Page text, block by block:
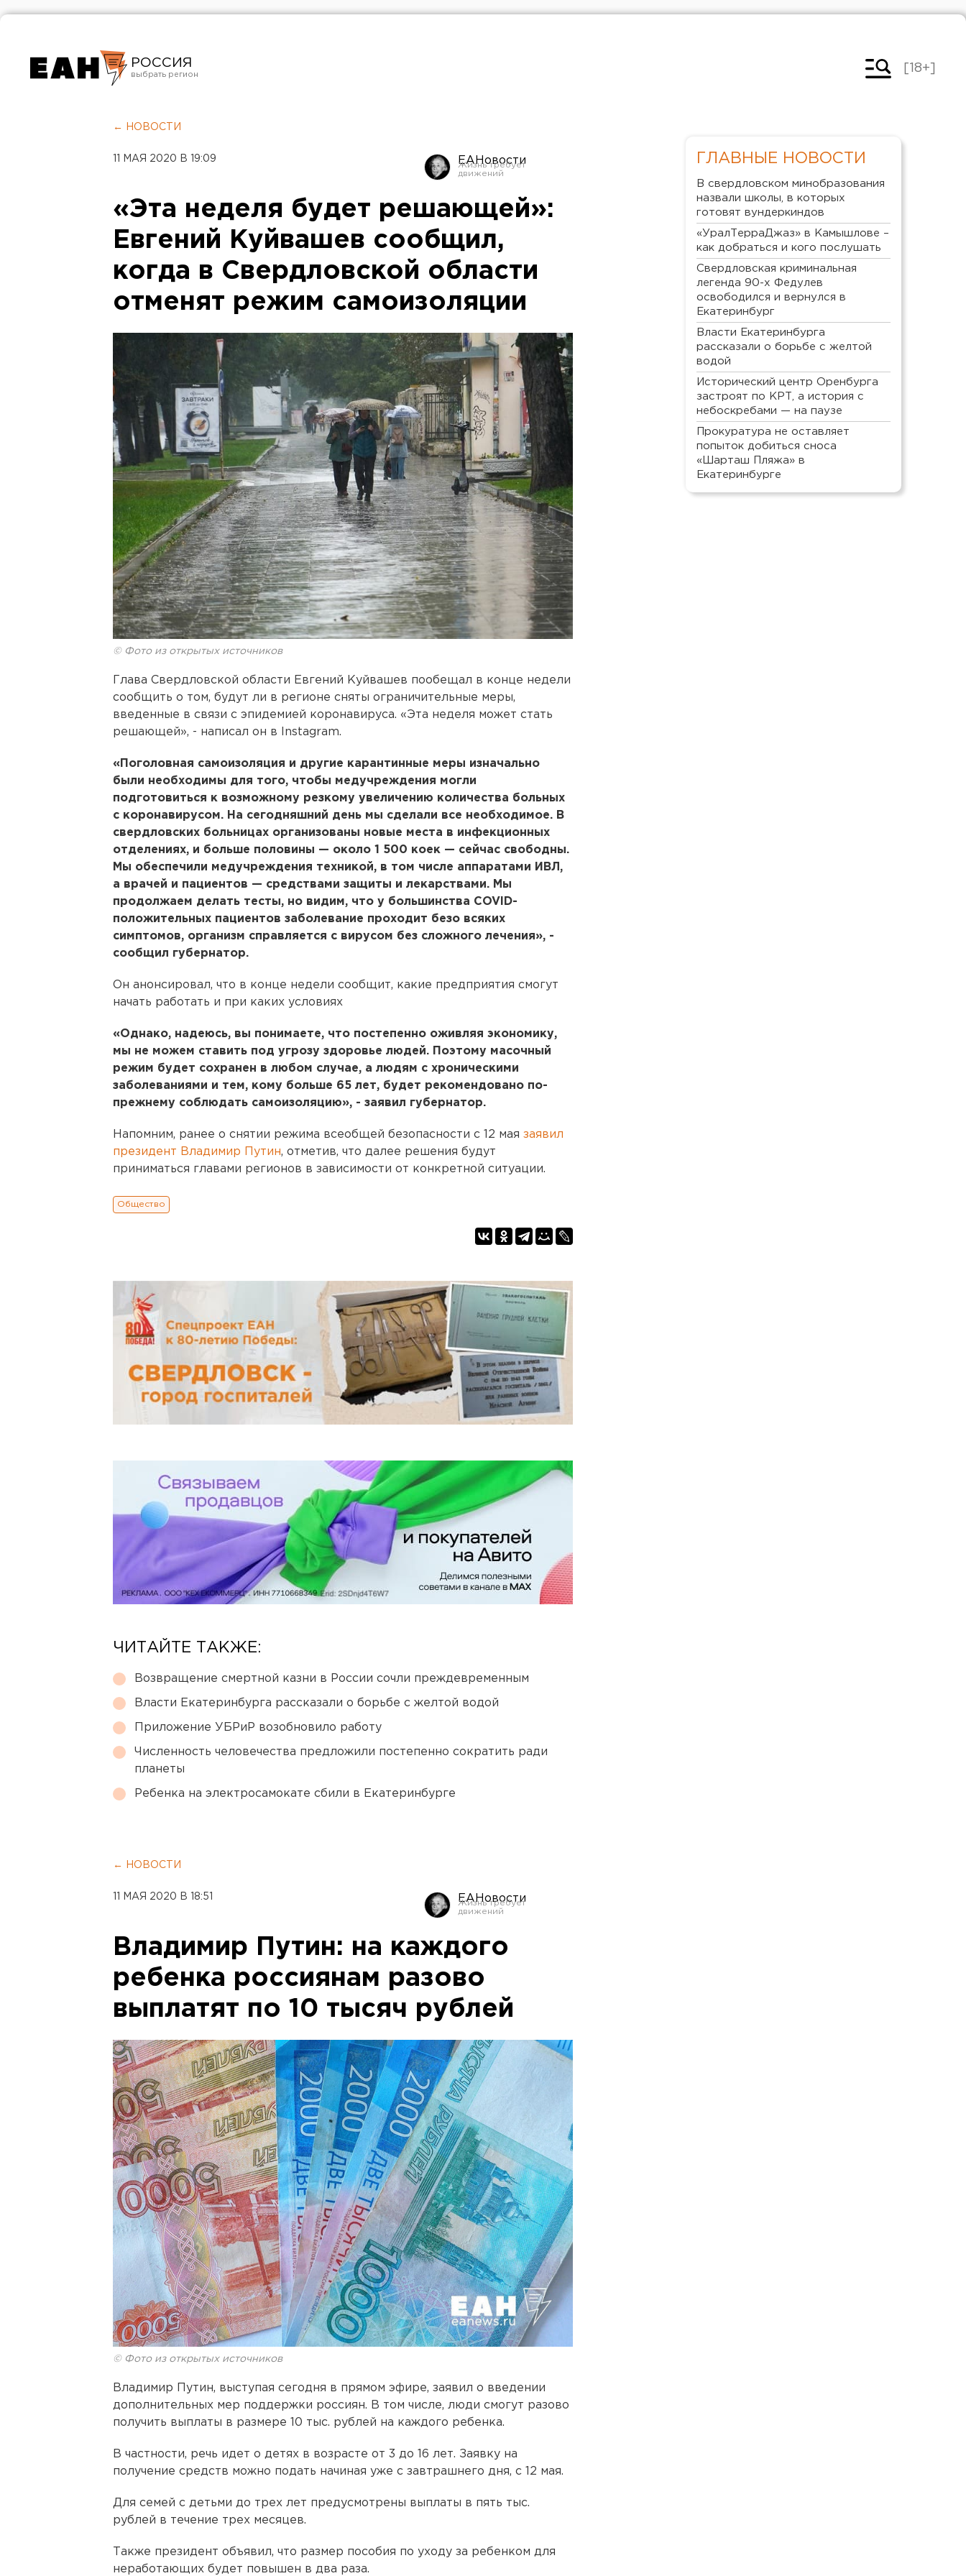
РОССИЯ
Челябинск
[18+]
← НОВОСТИ
11 МАЯ 2020 В 19:09 ЕАНовости
«Эта неделя будет решающей»:
Евгений Куйвашев сообщил,
когда в Свердловской области
отменят режим самоизоляции
© Фото из открытых источников
Глава Свердловской области Евгений Куйвашев пообещал в конце недели
сообщить о том, будут ли в регионе сняты ограничительные меры,
введенные в связи с эпидемией коронавируса. «Эта неделя может стать
решающей», - написал он в Instagram.
«Поголовная самоизоляция и другие карантинные меры изначально
были необходимы для того, чтобы медучреждения могли
подготовиться к возможному резкому увеличению количества больных
с коронавирусом. На сегодняшний день мы сделали все необходимое. В
свердловских больницах организованы новые места в инфекционных
отделениях, и больше половины — около 1 500 коек — сейчас свободны.
Мы обеспечили медучреждения техникой, в том числе аппаратами ИВЛ,
а врачей и пациентов — средствами защиты и лекарствами. Мы
продолжаем делать тесты, но видим, что у большинства COVID-
положительных пациентов заболевание проходит безо всяких
симптомов, организм справляется с вирусом без сложного лечения», -
сообщил губернатор.
Он анонсировал, что в конце недели сообщит, какие предприятия смогут
начать работать и при каких условиях
«Однако, надеюсь, вы понимаете, что постепенно оживляя экономику,
мы не можем ставить под угрозу здоровье людей. Поэтому масочный
режим будет сохранен в любом случае, а людям с хроническими
заболеваниями и тем, кому больше 65 лет, будет рекомендовано по-
прежнему соблюдать самоизоляцию», - заявил губернатор.
Напомним, ранее о снятии режима всеобщей безопасности с 12 мая заявил
президент Владимир Путин, отметив, что далее решения будут
приниматься главами регионов в зависимости от конкретной ситуации.
Общество
ЧИТАЙТЕ ТАКЖЕ:
Возвращение смертной казни в России сочли преждевременным
Власти Екатеринбурга рассказали о борьбе с желтой водой
Приложение УБРиР возобновило работу
Численность человечества предложили постепенно сократить ради
планеты
Ребенка на электросамокате сбили в Екатеринбурге
← НОВОСТИ
11 МАЯ 2020 В 18:51 ЕАНовости
Владимир Путин: на каждого
ребенка россиянам разово
выплатят по 10 тысяч рублей
© Фото из открытых источников
Владимир Путин, выступая сегодня в прямом эфире, заявил о введении
дополнительных мер поддержки россиян. В том числе, люди смогут разово
получить выплаты в размере 10 тыс. рублей на каждого ребенка.
В частности, речь идет о детях в возрасте от 3 до 16 лет. Заявку на
получение средств можно подать начиная уже с завтрашнего дня, с 12 мая.
Для семей с детьми до трех лет предусмотрены выплаты в пять тыс.
рублей в течение трех месяцев.
Также президент объявил, что размер пособия по уходу за ребенком для
неработающих будет повышен в два раза.
ГЛАВНЫЕ НОВОСТИ
В свердловском минобразования
назвали школы, в которых
готовят вундеркиндов
«УралТерраДжаз» в Камышлове –
как добраться и кого послушать
Свердловская криминальная
легенда 90-х Федулев
освободился и вернулся в
Екатеринбург
Власти Екатеринбурга
рассказали о борьбе с желтой
водой
Исторический центр Оренбурга
застроят по КРТ, а история с
небоскребами — на паузе
Прокуратура не оставляет
попыток добиться сноса
«Шарташ Пляжа» в
Екатеринбурге